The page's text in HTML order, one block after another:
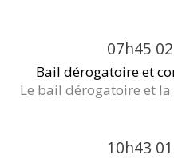
07h45 02
Bail dérogatoire et
Le bail dérogatoire et la
10h43 01